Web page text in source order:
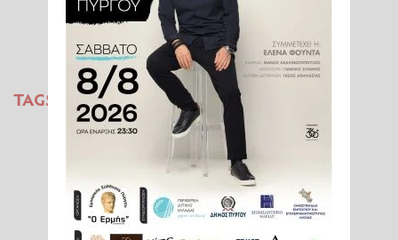
TAGS: APPLE SIRI CHATGPT